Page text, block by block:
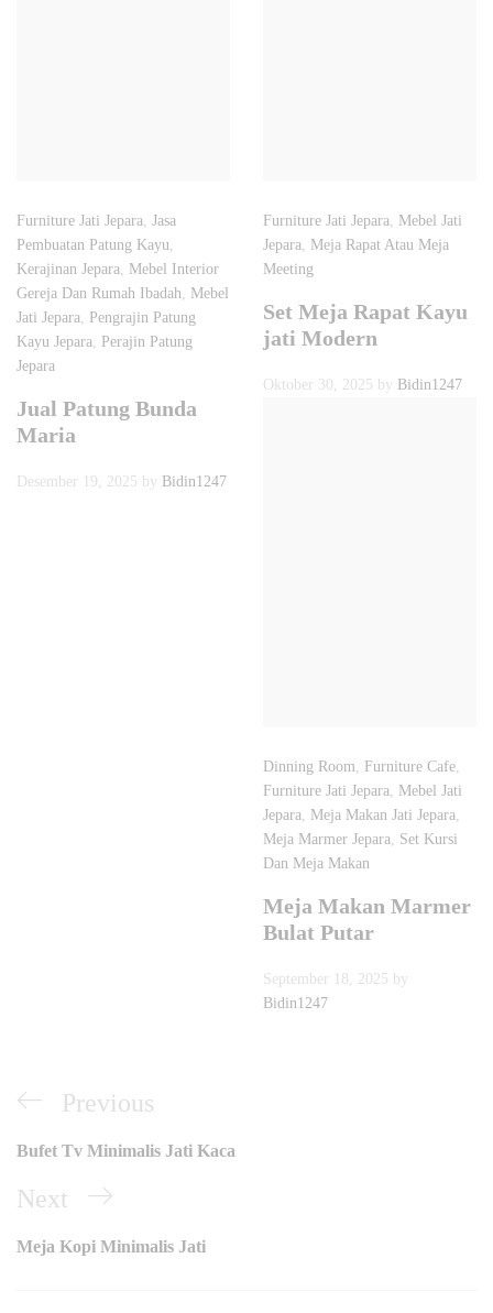
Furniture Jati Jepara, Jasa
Pembuatan Patung Kayu,
Kerajinan Jepara, Mebel Interior
Gereja Dan Rumah Ibadah, Mebel
Jati Jepara, Pengrajin Patung
Kayu Jepara, Perajin Patung
Jepara
Jual Patung Bunda
Maria
Desember 19, 2025 by Bidin1247
Furniture Jati Jepara, Mebel Jati
Jepara, Meja Rapat Atau Meja
Meeting
Set Meja Rapat Kayu
jati Modern
Oktober 30, 2025 by Bidin1247
Dinning Room, Furniture Cafe,
Furniture Jati Jepara, Mebel Jati
Jepara, Meja Makan Jati Jepara,
Meja Marmer Jepara, Set Kursi
Dan Meja Makan
Meja Makan Marmer
Bulat Putar
September 18, 2025 by
Bidin1247
Navigasi
pos
Previous
Post
Previous
Bufet Tv Minimalis Jati Kaca
Next
Post
Next
Meja Kopi Minimalis Jati